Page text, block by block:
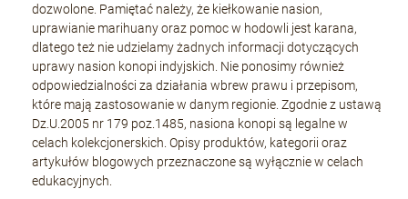
dozwolone. Pamiętać należy, że kiełkowanie nasion,
uprawianie marihuany oraz pomoc w hodowli jest karana,
dlatego też nie udzielamy żadnych informacji dotyczących
uprawy nasion konopi indyjskich. Nie ponosimy również
odpowiedzialności za działania wbrew prawu i przepisom,
które mają zastosowanie w danym regionie. Zgodnie z ustawą
Dz.U.2005 nr 179 poz.1485, nasiona konopi są legalne w
celach kolekcjonerskich. Opisy produktów, kategorii oraz
artykułów blogowych przeznaczone są wyłącznie w celach
edukacyjnych.